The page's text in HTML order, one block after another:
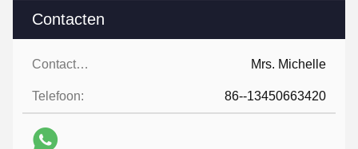
Contacten
Contacten: Mrs. Michelle
Telefoon: 86--13450663420